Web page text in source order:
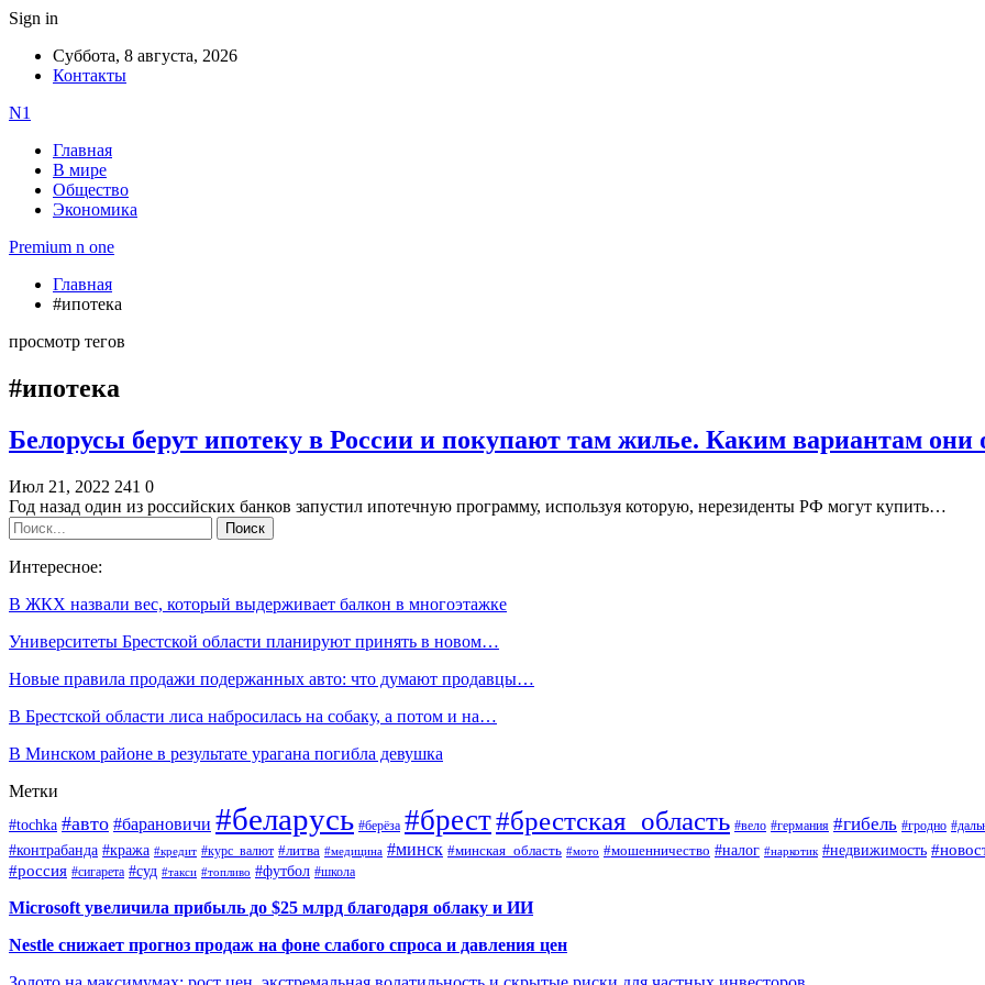
Sign in
Суббота, 8 августа, 2026
Контакты
N1
Главная
В мире
Общество
Экономика
Premium n one
Главная
#ипотека
просмотр тегов
#ипотека
Белорусы берут ипотеку в России и покупают там жилье. Каким вариантам
Июл 21, 2022 241 0
Год назад один из российских банков запустил ипотечную программу, используя которую, нерезиденты РФ могут купить…
Интересное:
В ЖКХ назвали вес, который выдерживает балкон в многоэтажке
Университеты Брестской области планируют принять в новом…
Новые правила продажи подержанных авто: что думают продавцы…
В Брестской области лиса набросилась на собаку, а потом и на…
В Минском районе в результате урагана погибла девушка
Метки
#tochka #авто #барановичи #беларусь #берёза #брест#брестская_область #вело #германия #гибель #гродно
#контрабанда #кража #кредит #курс_валют #литва #медицина #минск #минская_область #мото #мошенничество #налог #наркотик #недвижимость
#россия #сигарета #суд #такси #топливо #футбол #школа
Microsoft увеличила прибыль до $25 млрд благодаря облаку и ИИ
Nestle снижает прогноз продаж на фоне слабого спроса и давления цен